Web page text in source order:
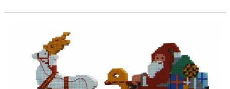
Weihnachtsmann
basteln:
garantiert!